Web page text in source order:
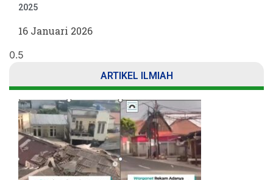
2025
16 Januari 2026
ARTIKEL ILMIAH